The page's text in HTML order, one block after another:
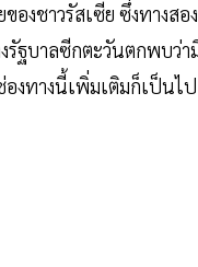
งชาวรัสเซีย ซึ่งทางสอง
รัฐบาลซีกตะวันตกพบว่า
องทางนี้เพิ่มเติมก็เป็นไป